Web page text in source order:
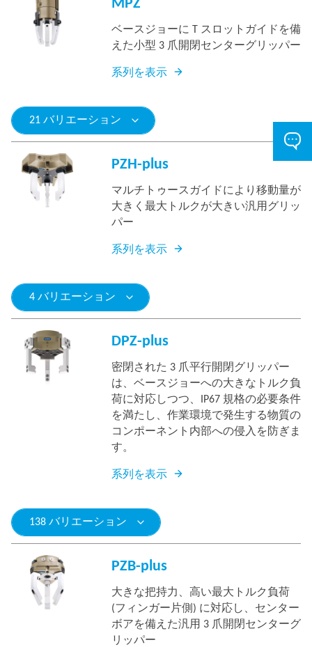
MPZ
ベースジョーに T スロットガイドを備
えた小型 3 爪開閉センターグリッパー
系列を表示
21 バリエーション
PZH-plus
マルチトゥースガイドにより移動量が
大きく最大トルクが大きい汎用グリッ
パー
系列を表示
4 バリエーション
DPZ-plus
密閉された 3 爪平行開閉グリッパー
は、ベースジョーへの大きなトルク負
荷に対応しつつ、IP67 規格の必要条件
を満たし、作業環境で発生する物質の
コンポーネント内部への侵入を防ぎま
す。
系列を表示
138 バリエーション
PZB-plus
大きな把持力、高い最大トルク負荷
(フィンガー片側) に対応し、センター
ボアを備えた汎用 3 爪開閉センターグ
リッパー